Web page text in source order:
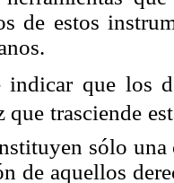
de estos
indicar que los
que trasciende
sólo
de aquellos